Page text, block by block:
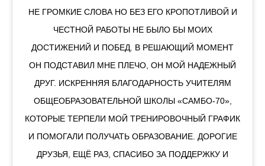
НЕ ГРОМКИЕ СЛОВА НО БЕЗ ЕГО КРОПОТЛИВОЙ И
ЧЕСТНОЙ РАБОТЫ НЕ БЫЛО БЫ МОИХ
ДОСТИЖЕНИЙ И ПОБЕД. В РЕШАЮЩИЙ МОМЕНТ
ОН ПОДСТАВИЛ МНЕ ПЛЕЧО, ОН МОЙ НАДЕЖНЫЙ
ДРУГ. ИСКРЕННЯЯ БЛАГОДАРНОСТЬ УЧИТЕЛЯМ
ОБЩЕОБРАЗОВАТЕЛЬНОЙ ШКОЛЫ «САМБО-70»,
КОТОРЫЕ ТЕРПЕЛИ МОЙ ТРЕНИРОВОЧНЫЙ ГРАФИК
И ПОМОГАЛИ ПОЛУЧАТЬ ОБРАЗОВАНИЕ. ДОРОГИЕ
ДРУЗЬЯ, ЕЩЁ РАЗ, СПАСИБО ЗА ПОДДЕРЖКУ И